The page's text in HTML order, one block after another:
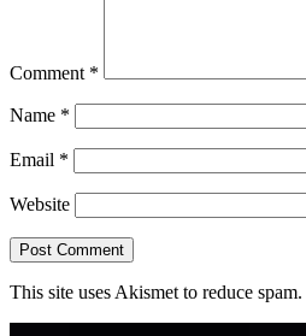
Comment *
Name *
Email *
Website
This site uses Akismet to reduce spam.